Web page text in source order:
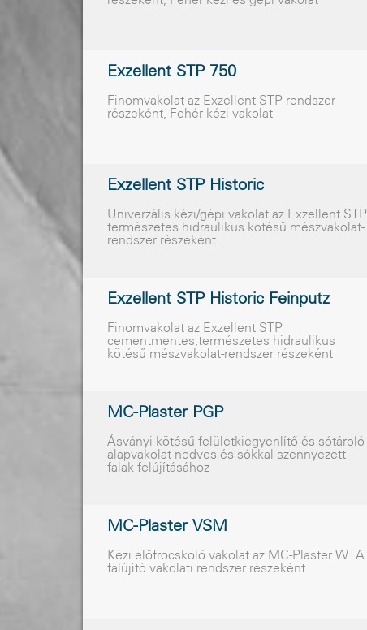
Exzellent STP 750
Finomvakolat az Exzellent STP rendszer
részeként, Fehér kézi vakolat
Exzellent STP Historic
Univerzális kézi/gépi vakolat az Exzellent STP
természetes hidraulikus kötésû mészvakolat-
rendszer részeként
Exzellent STP Historic Feinputz
Finomvakolat az Exzellent STP
cementmentes,természetes hidraulikus
kötésû mészvakolat-rendszer részeként
MC-Plaster PGP
Ásványi kötésű felületkiegyenlítő és sótároló
alapvakolat nedves és sókkal szennyezett
falak felújításához
MC-Plaster VSM
Kézi előfröcskölő vakolat az MC-Plaster WTA
falújító vakolati rendszer részeként